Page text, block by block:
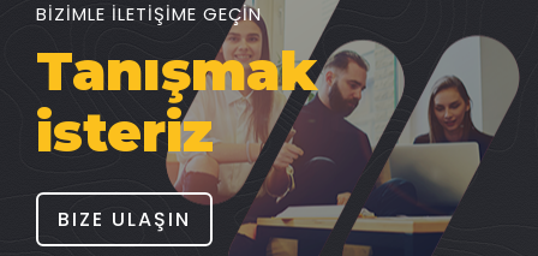
BİZİMLE İLETİŞİME GEÇİN
Tanışmak
isteriz
BIZE ULAŞIN